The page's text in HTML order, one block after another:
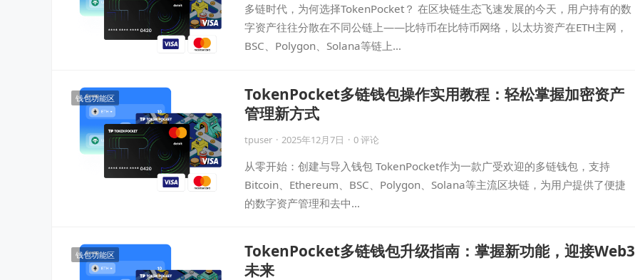
多链时代，为何选择TokenPocket？ 在区块链生态飞速发展的今天，用户持有的数
字资产往往分散在不同公链上——比特币在比特币网络，以太坊资产在ETH主网，
BSC、Polygon、Solana等链上…
钱包功能区
TokenPocket多链钱包操作实用教程：轻松掌握加密资产
管理新方式
tpuser · 2025年12月7日 · 0 评论
从零开始：创建与导入钱包 TokenPocket作为一款广受欢迎的多链钱包，支持
Bitcoin、Ethereum、BSC、Polygon、Solana等主流区块链，为用户提供了便捷
的数字资产管理和去中…
钱包功能区
TokenPocket多链钱包升级指南：掌握新功能，迎接Web3
未来